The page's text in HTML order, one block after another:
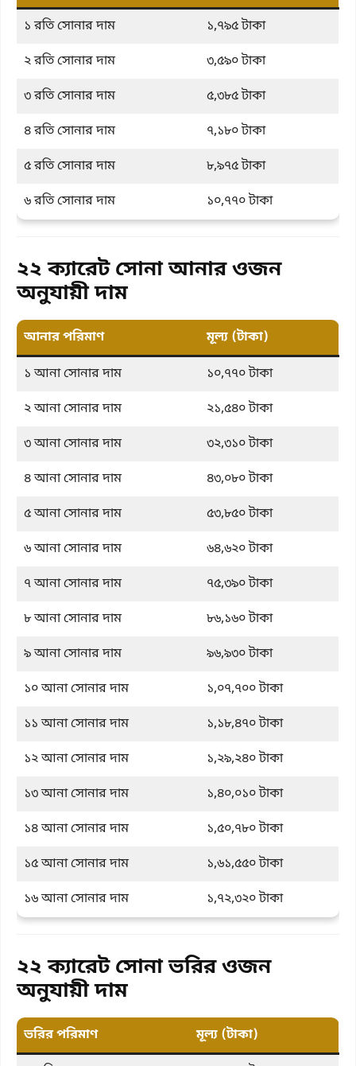
১ রতি সোনার দাম
১,৭৯৫ টাকা
২ রতি সোনার দাম
৩,৫৯০ টাকা
৩ রতি সোনার দাম
৫,৩৮৫ টাকা
৪ রতি সোনার দাম
৭,১৮০ টাকা
৫ রতি সোনার দাম
৮,৯৭৫ টাকা
৬ রতি সোনার দাম
১০,৭৭০ টাকা
২২ ক্যারেট সোনা আনার ওজন
অনুযায়ী দাম
আনার পরিমাণ মূল্য (টাকা)
১ আনা সোনার দাম
১০,৭৭০ টাকা
২ আনা সোনার দাম
২১,৫৪০ টাকা
৩ আনা সোনার দাম
৩২,৩১০ টাকা
৪ আনা সোনার দাম
৪৩,০৮০ টাকা
৫ আনা সোনার দাম
৫৩,৮৫০ টাকা
৬ আনা সোনার দাম
৬৪,৬২০ টাকা
৭ আনা সোনার দাম
৭৫,৩৯০ টাকা
৮ আনা সোনার দাম
৮৬,১৬০ টাকা
৯ আনা সোনার দাম
৯৬,৯৩০ টাকা
১০ আনা সোনার দাম
১,০৭,৭০০ টাকা
১১ আনা সোনার দাম
১,১৮,৪৭০ টাকা
১২ আনা সোনার দাম
১,২৯,২৪০ টাকা
১৩ আনা সোনার দাম
১,৪০,০১০ টাকা
১৪ আনা সোনার দাম
১,৫০,৭৮০ টাকা
১৫ আনা সোনার দাম
১,৬১,৫৫০ টাকা
১৬ আনা সোনার দাম
১,৭২,৩২০ টাকা
২২ ক্যারেট সোনা ভরির ওজন
অনুযায়ী দাম
ভরির পরিমাণ মূল্য (টাকা)